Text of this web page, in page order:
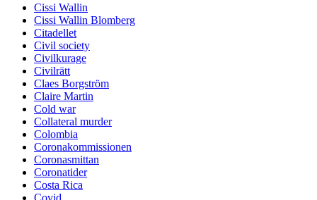
Cissi Wallin
Cissi Wallin Blomberg
Citadellet
Civil society
Civilkurage
Civilrätt
Claes Borgström
Claire Martin
Cold war
Collateral murder
Colombia
Coronakommissionen
Coronasmittan
Coronatider
Costa Rica
Covid